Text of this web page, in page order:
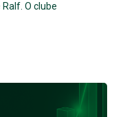
O clube